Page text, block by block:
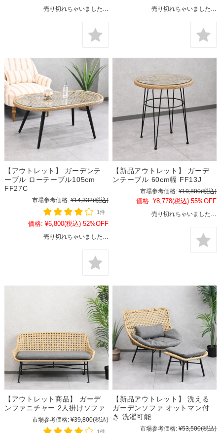
売り切れちゃいました… 売り切れちゃいました…
【アウトレット】 ガーデンテ
ーブル ローテーブル105cm
FF27C
市場参考価格: ¥14,332(税込)
1件
価格: ¥6,800(税込) 52%OFF
売り切れちゃいました…
【新品アウトレット】 ガーデ
ンテーブル 60cm幅 FF13J
市場参考価格: ¥19,800(税込)
価格: ¥8,778(税込) 55%OFF
売り切れちゃいました…
【アウトレット商品】 ガーデ
ンファニチャー 2人掛けソファ
市場参考価格: ¥39,800(税込)
1件
【新品アウトレット】 洗える
ガーデンソファ オットマン付
き 洗濯可能
市場参考価格: ¥53,500(税込)